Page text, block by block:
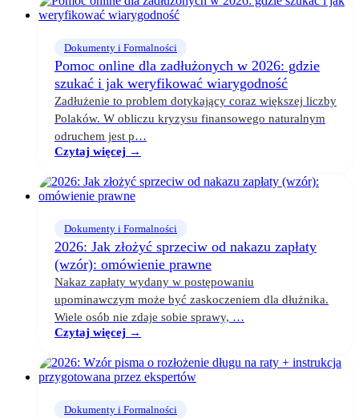
Dokumenty i Formalności
Pomoc online dla zadłużonych w 2026: gdzie
szukać i jak weryfikować wiarygodność
Zadłużenie to problem dotykający coraz większej liczby
Polaków. W obliczu kryzysu finansowego naturalnym
odruchem jest p…
Czytaj więcej →
Dokumenty i Formalności
2026: Jak złożyć sprzeciw od nakazu zapłaty
(wzór): omówienie prawne
Nakaz zapłaty wydany w postępowaniu
upominawczym może być zaskoczeniem dla dłużnika.
Wiele osób nie zdaje sobie sprawy, …
Czytaj więcej →
Dokumenty i Formalności